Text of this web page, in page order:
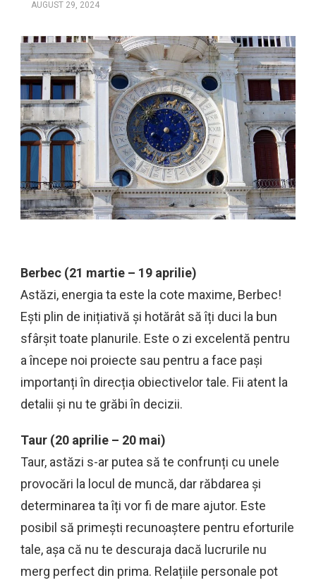
AUGUST 29, 2024
Berbec (21 martie – 19 aprilie)
Astăzi, energia ta este la cote maxime, Berbec!
Ești plin de inițiativă și hotărât să îți duci la bun
sfârșit toate planurile. Este o zi excelentă pentru
a începe noi proiecte sau pentru a face pași
importanți în direcția obiectivelor tale. Fii atent la
detalii și nu te grăbi în decizii.
Taur (20 aprilie – 20 mai)
Taur, astăzi s-ar putea să te confrunți cu unele
provocări la locul de muncă, dar răbdarea și
determinarea ta îți vor fi de mare ajutor. Este
posibil să primești recunoaștere pentru eforturile
tale, așa că nu te descuraja dacă lucrurile nu
merg perfect din prima. Relațiile personale pot